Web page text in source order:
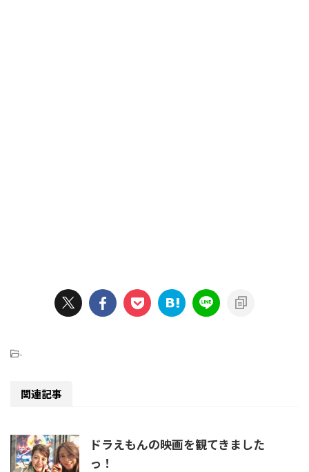
-
関連記事
ドラえもんの映画を観てきました
っ！